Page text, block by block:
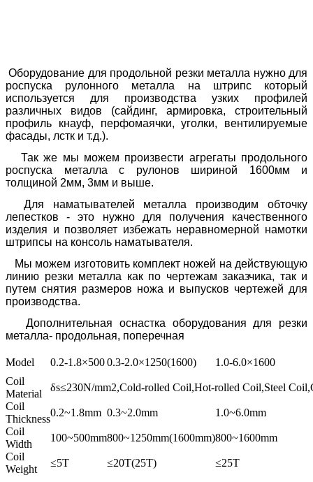
Оборудование для продольной резки металла нужно для
роспуска рулонного металла на штрипс который
используется для производства узких профилей
различных видов (сайдинг, армировка, строительный
профиль кнауф, перфомаячки, уголки, вентилируемые
фасады, лстк и т.д.).
Так же мы можем произвести агрегаты продольного
роспуска металла с рулонов шириной 1600мм и
толщиной 2мм, 3мм и выше.
Для наматывателей металла производим обточку
лепестков - это нужно для получения качественного
изделия и позволяет избежать неравномерной намотки
штрипсы на консоль наматывателя.
Мы можем изготовить комплект ножей на действующую
линию резки металла как по чертежам заказчика, так и
путем снятия размеров ножа и выпусков чертежей для
производства.
Дополнительная оснастка оборудования для резки
металла- продольная, поперечная
Model 0.2-1.8×5000.3-2.0×1250(1600)
1.0-6.0×1600
Coil
Material
δs≤230N/mm2,Cold-rolled Coil,Hot-rolled Coil,Steel
Coil
Thickness
0.2~1.8mm 0.3~2.0mm
1.0~6.0mm
Coil
Width
100~500mm800~1250mm(1600mm)800~1600mm
Coil
Weight
≤5T ≤20T(25T) ≤25T